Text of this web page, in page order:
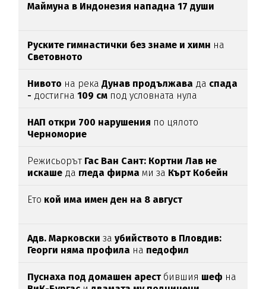
Маймуна в Индонезия нападна 17 души
Руските гимнастички без знаме и химн на
Световното
Нивото на рекаДунав продължава да спада
- достигна109 см под условната нула
НАП откри 700 нарушения по цялото
Черноморие
Режисьорът Гас Ван Сант: Кортни Лав не
искаше да гледа фирма ми за Кърт Кобейн
Ето кой има имен ден на 8 август
Адв. Марковски заубийството в Пловдив:
Георги няма профила на педофил
Пуснаха под домашен арестбившия шеф на